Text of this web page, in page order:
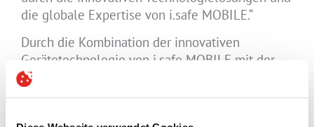
die globale Expertise von i.safe MOBILE.“
Durch die Kombination der innovativen
Gerätetechnologie von i.safe MOBILE mit der
etablierten Marktpräsenz von Exloc in
Großbritannien ist die Partnerschaft in der Lage,